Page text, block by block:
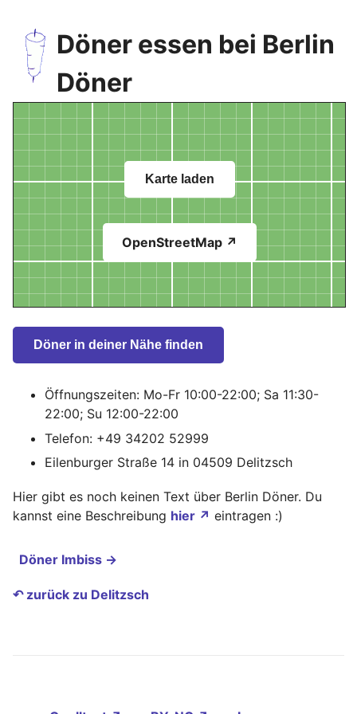
Döner essen bei Berlin
Döner
Karte laden
OpenStreetMap ↗
Döner in deiner Nähe finden
Öffnungszeiten: Mo-Fr 10:00-22:00; Sa 11:30-
22:00; Su 12:00-22:00
Telefon: +49 34202 52999
Eilenburger Straße 14 in 04509 Delitzsch
Hier gibt es noch keinen Text über Berlin Döner. Du
kannst eine Beschreibung hier ↗ eintragen :)
Döner Imbiss →
↶ zurück zu Delitzsch